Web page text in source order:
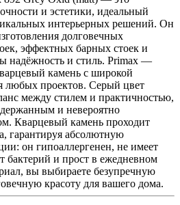
и эстетики, идеальный
интерьерных решений. Он
долговечных
эффектных барных стоек и
надёжность и стиль. Primax —
камень с широкой
любых проектов. Серый цвет
между стилем и практичностью,
и невероятно
Кварцевый камень проходит
гарантируя абсолютную
он гипоаллергенен, не имеет
бактерий и прост в ежедневном
вы выбираете безупречную
красоту для вашего дома.